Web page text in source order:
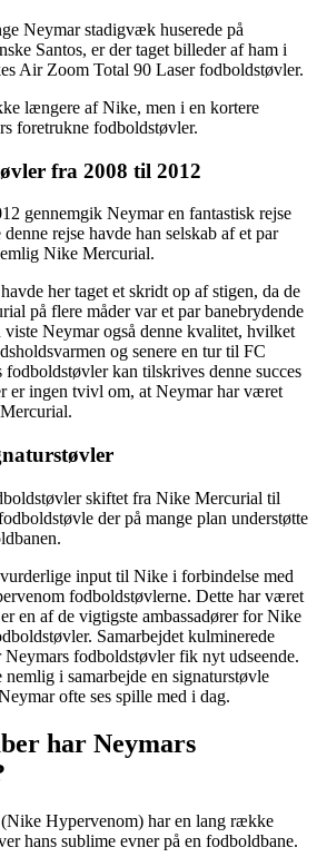
Neymar stadigvæk huserede på
Santos, er der taget billeder af ham i
Air Zoom Total 90 Laser fodboldstøvler.
længere af Nike, men i en kortere
foretrukne fodboldstøvler.
fra 2008 til 2012
gennemgik Neymar en fantastisk rejse
rejse havde han selskab af et par
Nike Mercurial.
her taget et skridt op af stigen, da de
på flere måder var et par banebrydende
viste Neymar også denne kvalitet, hvilket
og senere en tur til FC
kan tilskrives denne succes
er ingen tvivl om, at Neymar har været
skiftet fra Nike Mercurial til
der på mange plan understøtte
input til Nike i forbindelse med
fodboldstøvlerne. Dette har været
en af de vigtigste ambassadører for Nike
Samarbejdet kulminerede
fodboldstøvler fik nyt udseende.
i samarbejde en signaturstøvle
ofte ses spille med i dag.
har Neymars
Hypervenom) har en lang række
hans sublime evner på en fodboldbane.